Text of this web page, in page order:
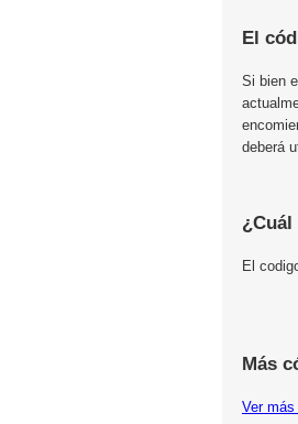
El
Si bien
deberá
El
Más
Ver